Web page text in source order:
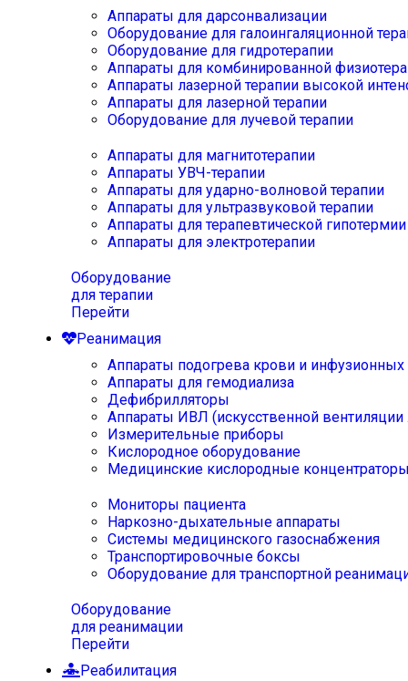
Аппараты для дарсонвализации
Оборудование для галоингаляционной
Оборудование для гидротерапии
Аппараты для комбинированной
Аппараты лазерной терапии высокой
Аппараты для лазерной терапии
Оборудование для лучевой терапии
Аппараты для магнитотерапии
Аппараты УВЧ-терапии
Аппараты для ударно-волновой терапии
Аппараты для ультразвуковой терапии
Аппараты для терапевтической
Аппараты для электротерапии
Оборудование
для терапии
Перейти
Реанимация
Аппараты подогрева крови и инфузионных
Аппараты для гемодиализа
Дефибрилляторы
Аппараты ИВЛ (искусственной вентиляции
Измерительные приборы
Кислородное оборудование
Медицинские кислородные
Мониторы пациента
Наркозно-дыхательные аппараты
Системы медицинского газоснабжения
Транспортировочные боксы
Оборудование для транспортной
Оборудование
для реанимации
Перейти
Реабилитация